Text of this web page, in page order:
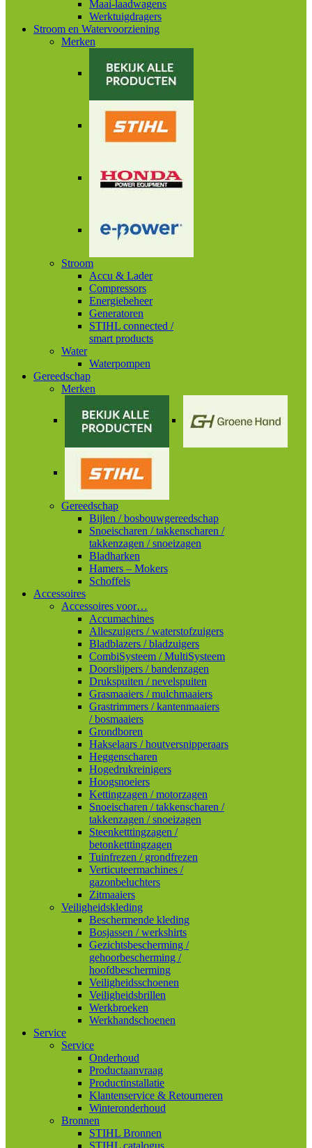
Maai-laadwagens
Werktuigdragers
Stroom en Watervoorziening
Merken
Stroom
Accu & Lader
Compressors
Energiebeheer
Generatoren
STIHL connected /
smart products
Water
Waterpompen
Gereedschap
Merken
Gereedschap
Bijlen / bosbouwgereedschap
Snoeischaren / takkenscharen /
takkenzagen / snoeizagen
Bladharken
Hamers – Mokers
Schoffels
Accessoires
Accessoires voor…
Accumachines
Alleszuigers / waterstofzuigers
Bladblazers / bladzuigers
CombiSysteem / MultiSysteem
Doorslijpers / bandenzagen
Drukspuiten / nevelspuiten
Grasmaaiers / mulchmaaiers
Grastrimmers / kantenmaaiers
/ bosmaaiers
Grondboren
Hakselaars / houtversnipperaars
Heggenscharen
Hogedrukreinigers
Hoogsnoeiers
Kettingzagen / motorzagen
Snoeischaren / takkenscharen /
takkenzagen / snoeizagen
Steenketttingzagen /
betonketttingzagen
Tuinfrezen / grondfrezen
Verticuteermachines /
gazonbeluchters
Zitmaaiers
Veiligheidskleding
Beschermende kleding
Bosjassen / werkshirts
Gezichtsbescherming /
gehoorbescherming /
hoofdbescherming
Veiligheidsschoenen
Veiligheidsbrillen
Werkbroeken
Werkhandschoenen
Service
Service
Onderhoud
Productaanvraag
Productinstallatie
Klantenservice & Retourneren
Winteronderhoud
Bronnen
STIHL Bronnen
STIHL catalogus